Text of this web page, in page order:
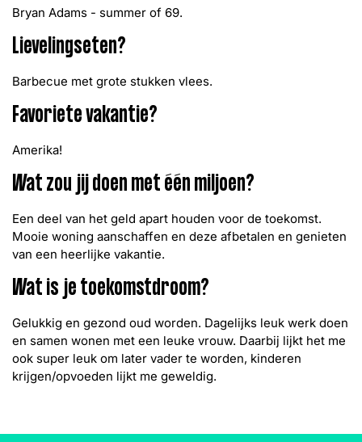
Bryan Adams - summer of 69.
Lievelingseten?
Barbecue met grote stukken vlees.
Favoriete vakantie?
Amerika!
Wat zou jij doen met één miljoen?
Een deel van het geld apart houden voor de toekomst.
Mooie woning aanschaffen en deze afbetalen en genieten
van een heerlijke vakantie.
Wat is je toekomstdroom?
Gelukkig en gezond oud worden. Dagelijks leuk werk doen
en samen wonen met een leuke vrouw. Daarbij lijkt het me
ook super leuk om later vader te worden, kinderen
krijgen/opvoeden lijkt me geweldig.